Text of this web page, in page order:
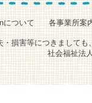
について 各事業所案
・損害等につきまし
社会福祉法